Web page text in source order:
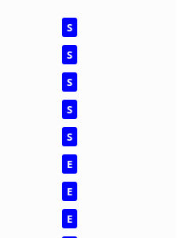
S
S
S
S
S
E
E
E